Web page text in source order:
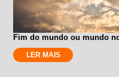
Fim do mundo ou mundo
LER MAIS